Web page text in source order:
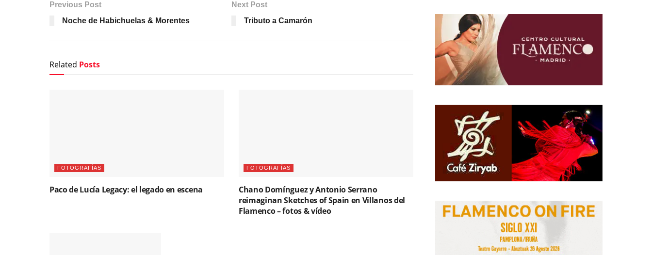
Previous Post
Noche de Habichuelas & Morentes
Next Post
Tributo a Camarón
Related Posts
FOTOGRAFÍAS
Paco de Lucía Legacy: el legado en escena
FOTOGRAFÍAS
Chano Domínguez y Antonio Serrano
reimaginan Sketches of Spain en Villanos del
Flamenco – fotos & vídeo